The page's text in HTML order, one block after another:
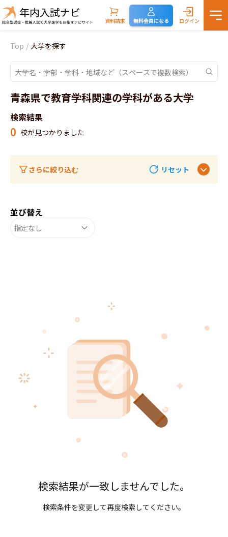
資料請求 無料会員になる ログイン
Top / 大学を探す
青森県で教育学科関連の学科がある大学
検索結果
0 校が見つかりました
さらに絞り込む リセット
並び替え
指定なし
検索結果が一致しませんでした。
検索条件を変更して再度検索してください。